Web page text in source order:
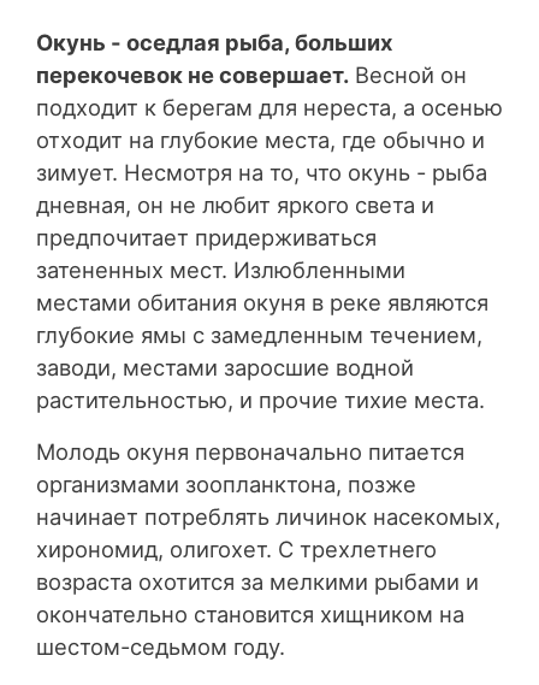
Окунь - оседлая рыба, больших
перекочевок не совершает. Весной он
подходит к берегам для нереста, а осенью
отходит на глубокие места, где обычно и
зимует. Несмотря на то, что окунь - рыба
дневная, он не любит яркого света и
предпочитает придерживаться
затененных мест. Излюбленными
местами обитания окуня в реке являются
глубокие ямы с замедленным течением,
заводи, местами заросшие водной
растительностью, и прочие тихие места.
Молодь окуня первоначально питается
организмами зоопланктона, позже
начинает потреблять личинок насекомых,
хирономид, олигохет. С трехлетнего
возраста охотится за мелкими рыбами и
окончательно становится хищником на
шестом-седьмом году.